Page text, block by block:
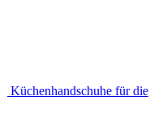
Küchenhandschuhe für die